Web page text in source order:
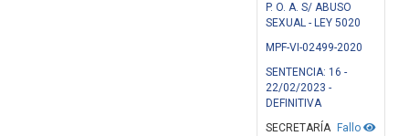
P. O. A. S/ ABUSO
SEXUAL - LEY 5020
MPF-VI-02499-2020
SENTENCIA: 16 -
22/02/2023 -
DEFINITIVA
Fallo
SECRETARÍA